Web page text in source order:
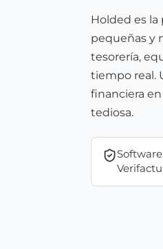
Holded es
pequeñas y
tesorería,
tiempo real.
financiera
tediosa.